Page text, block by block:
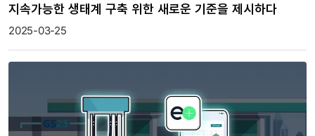
지속가능한 생태계 구축 위한 새로운 기준을 제시하다
2025-03-25